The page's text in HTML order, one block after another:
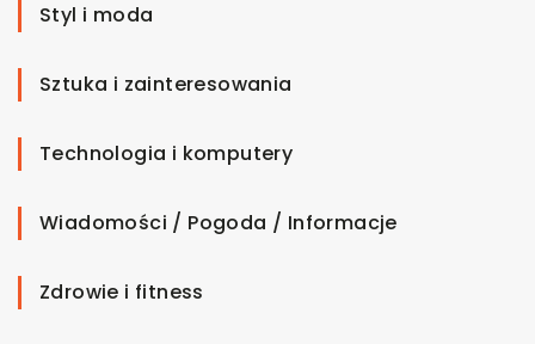
Styl i moda
Sztuka i zainteresowania
Technologia i komputery
Wiadomości / Pogoda / Informacje
Zdrowie i fitness